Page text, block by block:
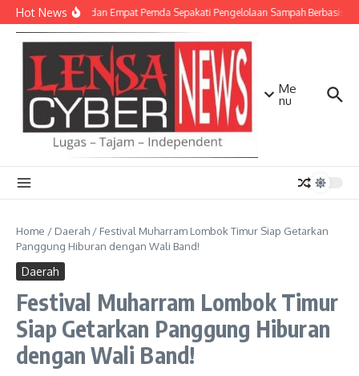
Lewati ke konten
Hot NewsTNI AD dan Empat Pemda Sepakati Pengelolaan Sampah Berbasis
Me
nu
Home / Daerah / Festival Muharram Lombok Timur Siap Getarkan
Panggung Hiburan dengan Wali Band!
Daerah
Festival Muharram Lombok Timur
Siap Getarkan Panggung Hiburan
dengan Wali Band!